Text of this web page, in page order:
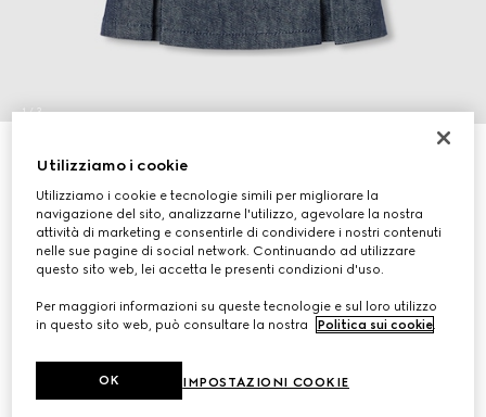
1/3
Varianteblu scuro
Utilizziamo i cookie
Utilizziamo i cookie e tecnologie simili per migliorare la
navigazione del sito, analizzarne l'utilizzo, agevolare la nostra
attività di marketing e consentirle di condividere i nostri contenuti
nelle sue pagine di social network. Continuando ad utilizzare
questo sito web, lei accetta le presenti condizioni d'uso.
Per maggiori informazioni su queste tecnologie e sul loro utilizzo
in questo sito web, può consultare la nostra
Politica sui cookie.
IMPOSTAZIONI COOKIE
OK